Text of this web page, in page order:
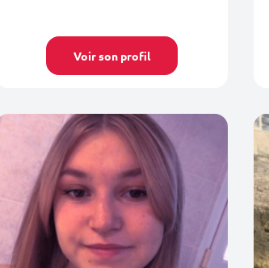
Voir son profil